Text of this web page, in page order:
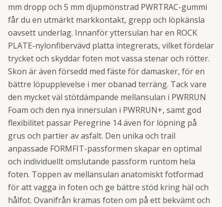
mm dropp och 5 mm djupmönstrad PWRTRAC-gummi
får du en utmärkt markkontakt, grepp och löpkänsla
oavsett underlag. Innanför yttersulan har en ROCK
PLATE-nylonfibervävd platta integrerats, vilket fördelar
trycket och skyddar foten mot vassa stenar och rötter.
Skon är även försedd med fäste för damasker, för en
bättre löpupplevelse i mer obanad terräng. Tack vare
den mycket väl stötdämpande mellansulan i PWRRUN
Foam och den nya innersulan i PWRRUN+, samt god
flexibilitet passar Peregrine 14 även för löpning på
grus och partier av asfalt. Den unika och trail
anpassade FORMFIT-passformen skapar en optimal
och individuellt omslutande passform runtom hela
foten. Toppen av mellansulan anatomiskt fotformad
för att vagga in foten och ge bättre stöd kring häl och
hålfot. Ovanifrån kramas foten om på ett bekvämt och